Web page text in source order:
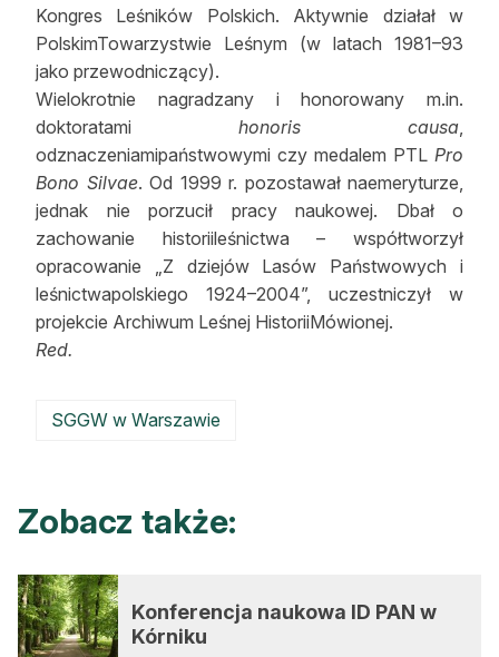
Kongres Leśników Polskich. Aktywnie działał w
PolskimTowarzystwie Leśnym (w latach 1981–93
jako przewodniczący).
Wielokrotnie nagradzany i honorowany m.in.
doktoratami honoris causa,
odznaczeniamipaństwowymi czy medalem PTL Pro
Bono Silvae. Od 1999 r. pozostawał naemeryturze,
jednak nie porzucił pracy naukowej. Dbał o
zachowanie historiileśnictwa – współtworzył
opracowanie „Z dziejów Lasów Państwowych i
leśnictwapolskiego 1924–2004”, uczestniczył w
projekcie Archiwum Leśnej HistoriiMówionej.
Red.
SGGW w Warszawie
Zobacz także:
Konferencja naukowa ID PAN w
Kórniku